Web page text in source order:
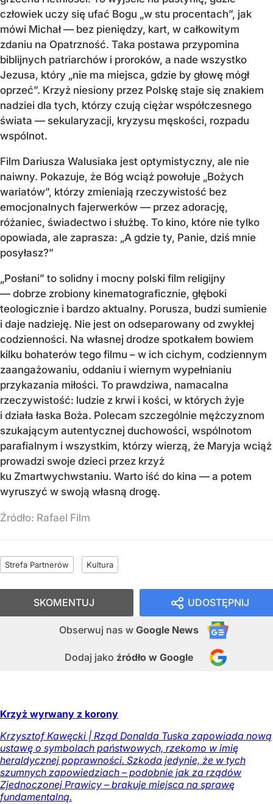
człowiek uczy się ufać Bogu „w stu procentach”, jak
mówi Michał — bez pieniędzy, kart, w całkowitym
zdaniu na Opatrzność. Taka postawa przypomina
biblijnych patriarchów i proroków, a nade wszystko
Jezusa, który „nie ma miejsca, gdzie by głowę mógł
oprzeć”. Krzyż niesiony przez Polskę staje się znakiem
nadziei dla tych, którzy czują ciężar współczesnego
świata — sekularyzacji, kryzysu męskości, rozpadu
wspólnot.
Film Dariusza Walusiaka jest optymistyczny, ale nie
naiwny. Pokazuje, że Bóg wciąż powołuje „Bożych
wariatów”, którzy zmieniają rzeczywistość bez
emocjonalnych fajerwerków — przez adorację,
różaniec, świadectwo i służbę. To kino, które nie tylko
opowiada, ale zaprasza: „A gdzie ty, Panie, dziś mnie
posyłasz?”
„Posłani” to solidny i mocny polski film religijny
— dobrze zrobiony kinematograficznie, głęboki
teologicznie i bardzo aktualny. Porusza, budzi sumienie
i daje nadzieję. Nie jest on odseparowany od zwykłej
codzienności. Na własnej drodze spotkałem bowiem
kilku bohaterów tego filmu – w ich cichym, codziennym
zaangażowaniu, oddaniu i wiernym wypełnianiu
przykazania miłości. To prawdziwa, namacalna
rzeczywistość: ludzie z krwi i kości, w których żyje
i działa łaska Boża. Polecam szczególnie mężczyznom
szukającym autentycznej duchowości, wspólnotom
parafialnym i wszystkim, którzy wierzą, że Maryja wciąż
prowadzi swoje dzieci przez krzyż
ku Zmartwychwstaniu. Warto iść do kina — a potem
wyruszyć w swoją własną drogę.
Źródło: Rafael Film
Strefa Partnerów Kultura
UDOSTĘPNIJ
Obserwuj nas w Google News
Dodaj jako źródło w Google
SKOMENTUJ
Krzyż wyrwany z korony
Krzysztof Kawęcki | Rząd Donalda Tuska zapowiada nową
ustawę o symbolach państwowych, rzekomo w imię
heraldycznej poprawności. Szkoda jedynie, że w tych
szumnych zapowiedziach – podobnie jak za rządów
Zjednoczonej Prawicy – brakuje miejsca na sprawę
fundamentalną.